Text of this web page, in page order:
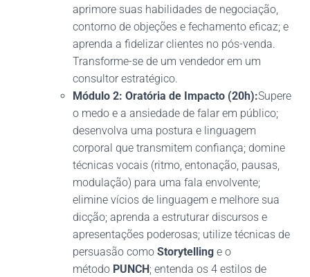
aprimore suas habilidades de negociação,
contorno de objeções e fechamento eficaz; e
aprenda a fidelizar clientes no pós-venda.
Transforme-se de um vendedor em um
consultor estratégico.
Módulo 2: Oratória de Impacto (20h):Supere
o medo e a ansiedade de falar em público;
desenvolva uma postura e linguagem
corporal que transmitem confiança; domine
técnicas vocais (ritmo, entonação, pausas,
modulação) para uma fala envolvente;
elimine vícios de linguagem e melhore sua
dicção; aprenda a estruturar discursos e
apresentações poderosas; utilize técnicas de
persuasão como Storytelling e o
método PUNCH ; entenda os 4 estilos de